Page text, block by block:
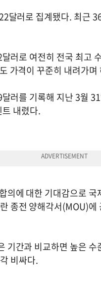
달러로 집계됐다. 최근
러로 여전히 전국 최고
가격이 꾸준히 내려가
러를 기록해 지난 3월
내렸다.
의에 대한 기대감으로
종전 양해각서(MOU)
기간과 비교하면 높은
비싸다.